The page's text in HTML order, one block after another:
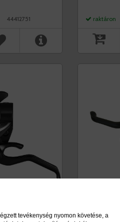
tevékenység nyomon követése, a
44412751 raktáron